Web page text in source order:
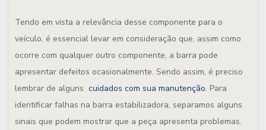
Tendo em vista a relevância desse componente para o
veículo, é essencial levar em consideração que, assim como
ocorre com qualquer outro componente, a barra pode
apresentar defeitos ocasionalmente. Sendo assim, é preciso
lembrar de alguns cuidados com sua manutenção. Para
identificar falhas na barra estabilizadora, separamos alguns
sinais que podem mostrar que a peça apresenta problemas.